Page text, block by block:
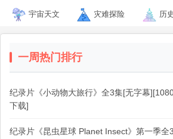
宇宙天文 灾难探险 历
一周热门排行
纪录片《小动物大旅行》全3集[无字幕
下载]
纪录片《昆虫星球 Planet Insect》第一季全